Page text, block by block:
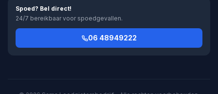
Spoed? Bel direct!
24/7 bereikbaar voor spoedgevallen.
06 48949222